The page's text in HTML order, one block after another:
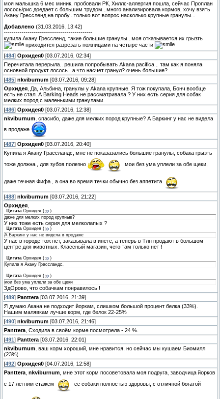
моя малышка 6 мес миник, пробовали РК, Хиллс-аллергия пошла, сейчас Проплан
лосось/рис доедает с большим трудом...много анализировала кормов, хочу взять
Акану Грессленд на пробу...только вот вопрос насколько крупные гранулы...
Добавлено (31.03.2016, 13:42)
---------------------------------------------
купила Акану Грессленд, такие большие гранулы...моя отказывается их грызть
приходится разрезать ножницами на четыре части
[484] Орхидея0 [03.07.2016, 02:34]
Перечитала перерыла.. решила попробывать Akana pacifica... там как я поняла
основной продукт лосось.. а что насчет гранул?.очень большие?
[485] nkviburnum [03.07.2016, 09:28]
Орхидея , Да, Альбина, гранулы у Akana крупные. Я тож покупала, Бонч вообще
есть не стал. А Barking Heads не рассматривала ? У них есть серия для собак
мелких пород с маленькими гранулами.
[486] Орхидея0 [03.07.2016, 12:38]
nkviburnum , спасибо, даже для мелких пород крупные? А Баркинг у нас не видела
в продаже
[487] Орхидея0 [03.07.2016, 20:40]
Купила я Акану Грассландс, мне не показазались большие гранулы, собака грызть
тоже должна , для зубов полезно
мои без ума уплели за обе щеки,
даже течная Фифа , а она во время течки обычно без аппетита
[488] nkviburnum [03.07.2016, 21:22]
Орхидея
Цитата Орхидея (
)
даже для мелких пород крупные?
У них тоже есть серия для мелколапых ?
Цитата Орхидея (
)
А Баркинг у нас не видела в продаже
У нас в городе тож нет, заказывала в инете, а теперь в Тлн продают в большом
центре для животных. Классный магазин, чего там только нет !
Цитата Орхидея (
)
Купила я Акану Грассландс,
Цитата Орхидея (
)
мои без ума уплели за обе щеки
ЗдОрово, что собачкам понравилось !
[489] Panttera [03.07.2016, 21:39]
Я думаю Акана не подходит йоркам, слишком большой процент белка (33%).
Нашим малявкам лучше корм, где белок 22-25%
[490] nkviburnum [03.07.2016, 21:46]
Panttera , Сходила в своём корме посмотрела - 24 %.
[491 ] Panttera [03.07.2016, 22:01]
nkviburnum , ваш корм хороший, мне нравится, но сейчас мы кушаем Биомилл
(23%).
[492] Орхидея0 [04.07.2016, 12:58]
Panttera nkviburnum , мне этот корм посоветовала моя подруга, заводчица йорков
с 17 летним стажем
ее собаки полностью здоровы, с отличной богатой